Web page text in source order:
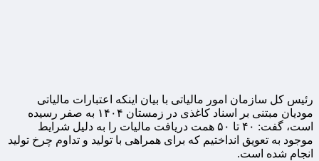
رئیس کل سازمان امور مالیاتی با بیان اینکه اعتبارات مالیاتی
مودیان مبتنی بر اسناد کاغذی در زمستان ۱۴۰۴ به صفر رسیده
است، گفت: ۴۰ تا ۵۰ همت دریافت مالیات را به دلیل شرایط
موجود به تعویق انداختیم که برای همراهی با تولید و تداوم چرخ تولید
انجام شده است.